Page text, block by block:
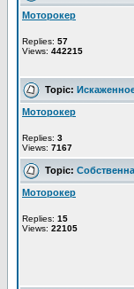
Моторокер
Replies: 57
Views: 442215
Topic:
Моторокер
Replies: 3
Views: 7167
Topic:
Моторокер
Replies: 15
Views: 22105